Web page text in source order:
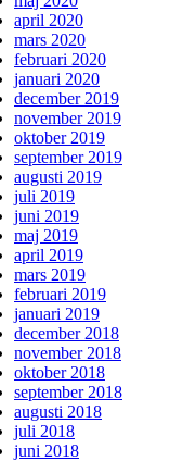
april 2020
mars 2020
februari 2020
januari 2020
december 2019
november 2019
oktober 2019
september 2019
augusti 2019
juli 2019
juni 2019
maj 2019
april 2019
mars 2019
februari 2019
januari 2019
december 2018
november 2018
oktober 2018
september 2018
augusti 2018
juli 2018
juni 2018